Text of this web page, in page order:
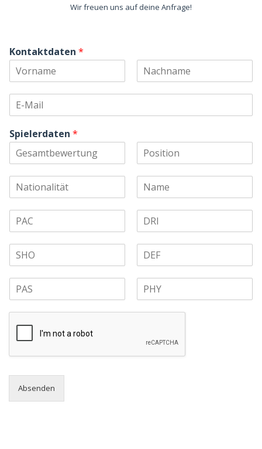
Wir freuen uns auf deine Anfrage!
Kontaktdaten *
Spielerdaten *
Absenden